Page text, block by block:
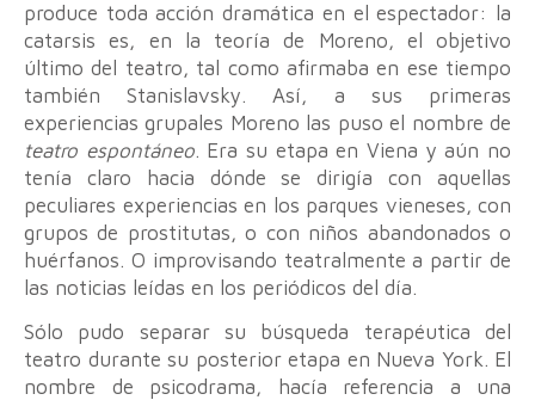
produce toda acción dramática en el espectador: la
catarsis es, en la teoría de Moreno, el objetivo
último del teatro, tal como afirmaba en ese tiempo
también Stanislavsky. Así, a sus primeras
experiencias grupales Moreno las puso el nombre de
teatro espontáneo. Era su etapa en Viena y aún no
tenía claro hacia dónde se dirigía con aquellas
peculiares experiencias en los parques vieneses, con
grupos de prostitutas, o con niños abandonados o
huérfanos. O improvisando teatralmente a partir de
las noticias leídas en los periódicos del día.
Sólo pudo separar su búsqueda terapéutica del
teatro durante su posterior etapa en Nueva York. El
nombre de psicodrama, hacía referencia a una